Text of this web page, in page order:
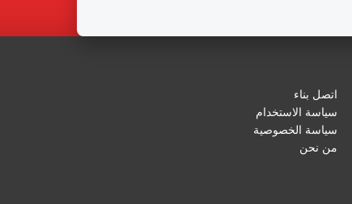
اتصل بناء
سياسة الاستخدام
سياسة الخصوصية
من نحن